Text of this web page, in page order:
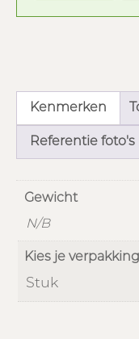
Kenmerken
Referentie foto's
Gewicht
N/B
Kies je
Stuk